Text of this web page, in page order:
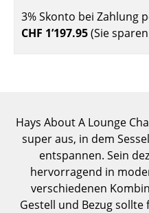
Servierwagen
Aufbewahren
Regale & Schränke
Bücherregale
Wandregale
3% Skonto bei Zahlung
CHF 1’197.95(Sie sparen
Hays About A Lounge
super aus, in dem
entspannen. Sein
hervorragend in
verschiedenen
Gestell und Bezug